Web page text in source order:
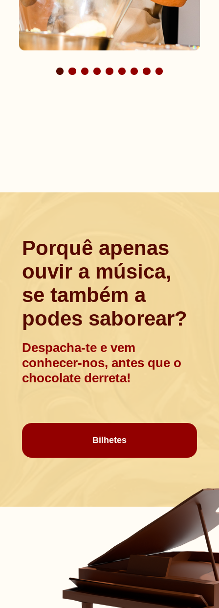
Porquê apenas
ouvir a música,
se também a
podes saborear?
Despacha-te e vem
conhecer-nos, antes que o
chocolate derreta!
Bilhetes